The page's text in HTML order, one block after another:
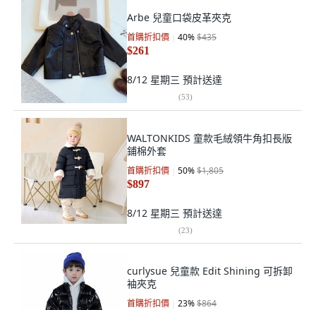
Arbe 兒童口袋皮革夾克
首購折扣價 40%$435
$261
8/12 星期三 預計送達
(53)
WALTONKIDS 童款毛絨領牛角扣長版
鋪棉外套
首購折扣價 50%$1,805
$897
8/12 星期三 預計送達
(23)
curlysue 兒童款 Edit Shining 可拆卸
袖夾克
首購折扣價 23%$864